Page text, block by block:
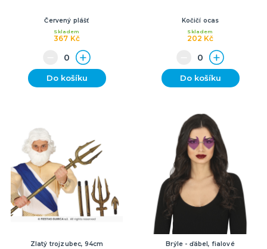
Červený plášť
367 Kč
Skladem
Do košíku
Kočičí ocas
202 Kč
Skladem
Do košíku
Zlatý trojzubec, 94cm Brýle - ďábel, fialové